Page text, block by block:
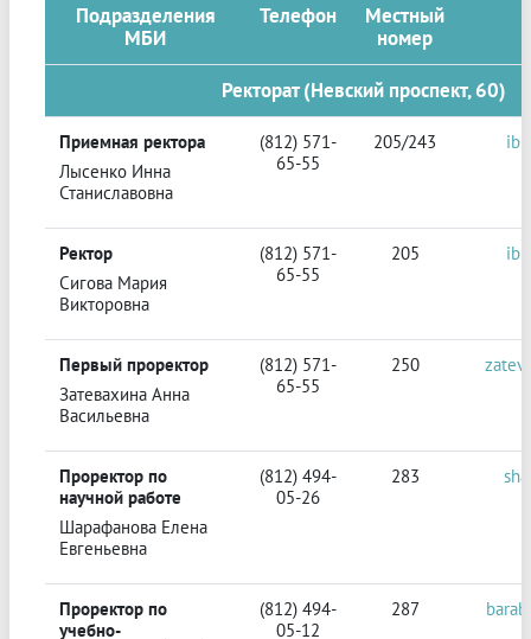
Подразделения
МБИ
Телефон
Местный
номер
Ректорат (Невский проспект, 60)
Приемная ректора
Лысенко Инна
Станиславовна
(812) 571-
65-55
205/243
Ректор
Сигова Мария
Викторовна
(812) 571-
65-55
205
Первый проректор
Затевахина Анна
Васильевна
(812) 571-
65-55
250
Проректор по
научной работе
Шарафанова Елена
Евгеньевна
(812) 494-
05-26
283
Проректор по
учебно-
(812) 494-
05-12
287